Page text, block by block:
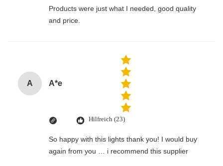
Products were just what I needed, good quality
and price.
A A*e
Hilfreich (23)
So happy with this lights thank you! I would buy
again from you … i recommend this supplier